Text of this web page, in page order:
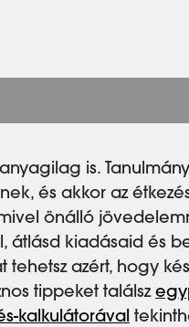
is.
és akkor az
önálló
kiadásaid és
tehetsz azért, hogy
tippeket találsz
kalkulátorával